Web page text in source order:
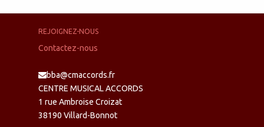
REJOIGNEZ-NOUS
Contactez-nous
bba@cmaccords.fr
CENTRE MUSICAL ACCORDS
1 rue Ambroise Croizat
38190 Villard-Bonnot